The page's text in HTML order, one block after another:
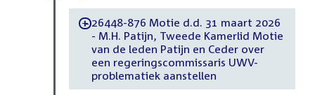
-26448-876 Motie d.d. 31 maart 2026
- M.H. Patijn, Tweede Kamerlid Motie
van de leden Patijn en Ceder over
een regeringscommissaris UWV-
problematiek aanstellen